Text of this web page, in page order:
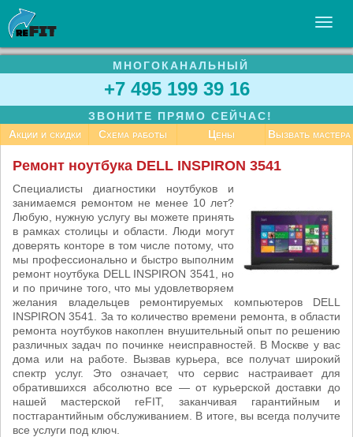
УСЛУГИ
БИЗНЕСУ
СТАТЬИ
КОНТАКТЫ
МНОГОКАНАЛЬНЫЙ
+7 495 199 39 16
ЗВОНИТЕ ПРЯМО СЕЙЧАС!
Акции и скидки
Схема работы Цены Вызвать мастера
Ремонт ноутбука DELL INSPIRON 3541
Специалисты диагностики ноутбуков и
занимаемся ремонтом не менее 10 лет?
Любую, нужную услугу вы можете принять
в рамках столицы и области. Люди могут
доверять конторе в том числе потому, что
мы профессионально и быстро выполним
ремонт ноутбука DELL INSPIRON 3541, но
и по причине того, что мы удовлетворяем
желания владельцев ремонтируемых компьютеров DELL
INSPIRON 3541. За то количество времени ремонта, в области
ремонта ноутбуков накоплен внушительный опыт по решению
различных задач по починке неисправностей. В Москве у вас
дома или на работе. Вызвав курьера, все получат широкий
спектр услуг. Это означает, что сервис настраивает для
обратившихся абсолютно все — от курьерской доставки до
нашей мастерской reFIT, заканчивая гарантийным и
постгарантийным обслуживанием. В итоге, вы всегда получите
все услуги под ключ.